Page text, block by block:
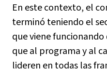
En este contexto, el
terminó teniendo el
que viene
que al programa y al
lideren en todas las